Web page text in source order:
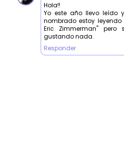
Hola!!
Yo este año llevo leído
nombrado estoy
Eric Zimmerman" pero
gustando nada.
Responder